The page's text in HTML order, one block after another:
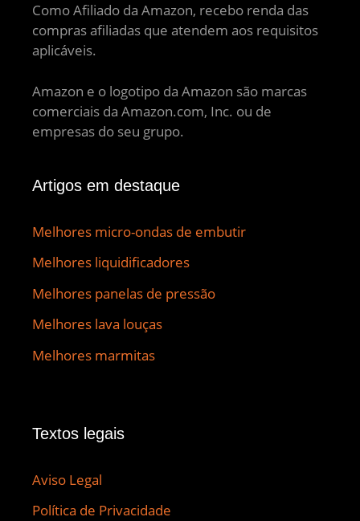
Como Afiliado da Amazon, recebo renda das
compras afiliadas que atendem aos requisitos
aplicáveis.
Amazon e o logotipo da Amazon são marcas
comerciais da Amazon.com, Inc. ou de
empresas do seu grupo.
Artigos em destaque
Melhores micro-ondas de embutir
Melhores liquidificadores
Melhores panelas de pressão
Melhores lava louças
Melhores marmitas
Textos legais
Aviso Legal
Política de Privacidade